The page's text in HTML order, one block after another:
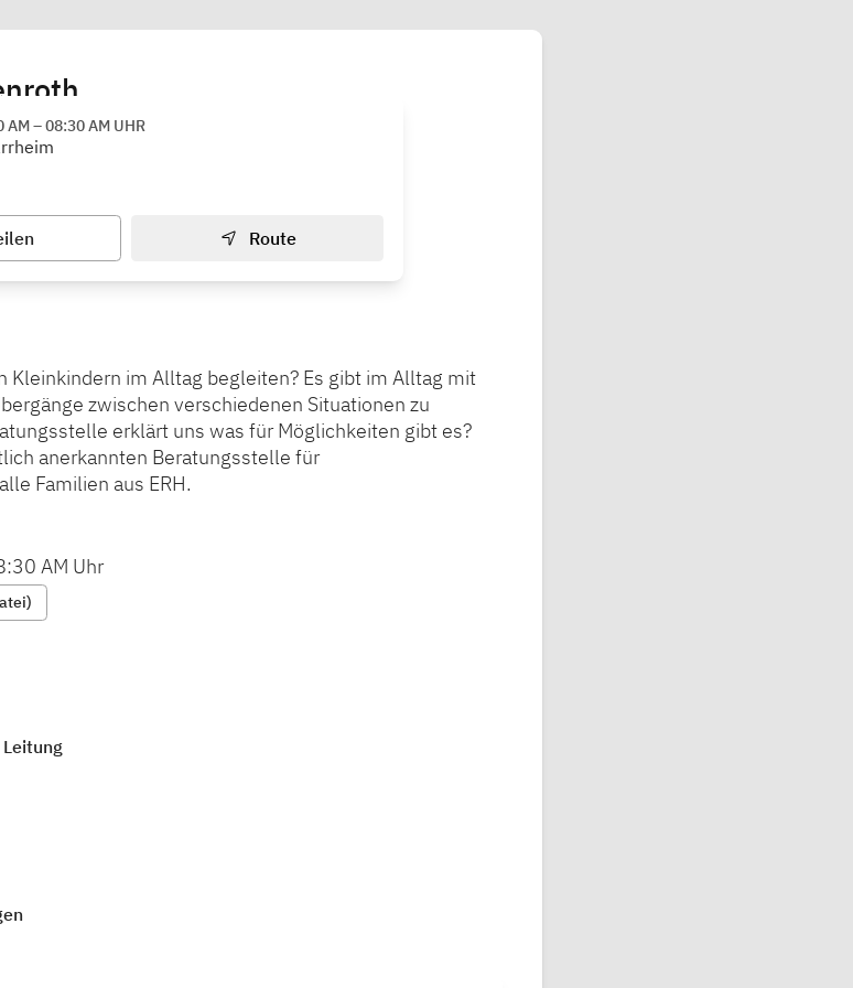
AM–08:30 AM UHR
Route
Kleinkindern im Alltag begleiten? Es gibt im Alltag mit
zwischen verschiedenen Situationen zu
erklärt uns was für Möglichkeiten gibt es?
anerkannten Beratungsstelle für
Familien aus ERH.
AM Uhr